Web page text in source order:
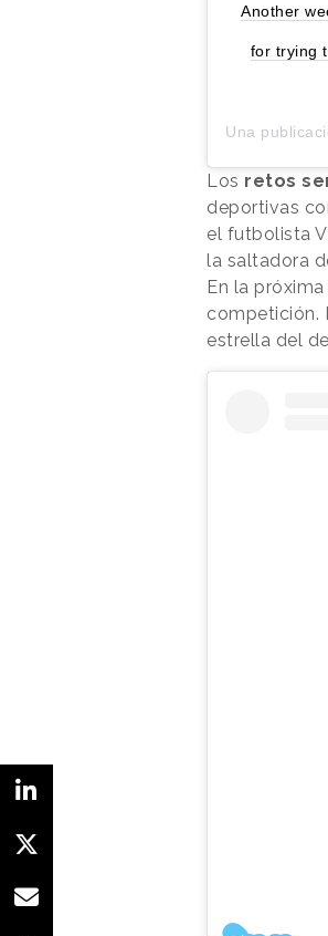
Another
for trying
Una
Los retos
deportivas
el futbolista
la saltadora
En la
competición.
estrella del